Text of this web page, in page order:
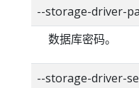
--storage-driver-
数据库密码。
--storage-driver-